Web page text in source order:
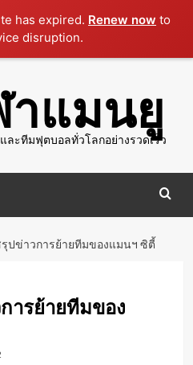
has expired. Renew now to
disruption.
แมนยู
ะทีมฟุตบอลทั่วโลกอย่างรวดเร็ว
ปข่าวการย้ายทีมของแมนฯ ซิตี้
ารย้ายทีมของ